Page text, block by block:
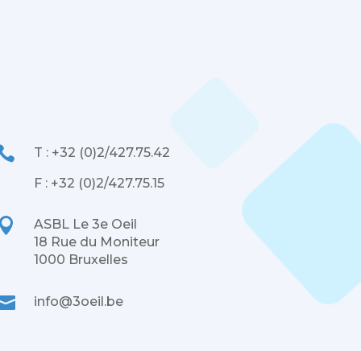
T : +32 (0)2/427.75.42
F : +32 (0)2/427.75.15
ASBL Le 3e Oeil
18 Rue du Moniteur
1000 Bruxelles
info@3oeil.be